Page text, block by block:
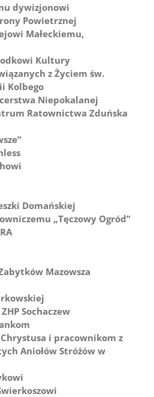
dywizjonowi
Powietrznej
Małeckiemu,
Kultury
z Życiem św.
Kolbego
Niepokalanej
Ratownictwa Zduńska
Domańskiej
„Tęczowy Ogród”
Mazowsza
Sochaczew
i pracownikom z
Aniołów Stróżów w